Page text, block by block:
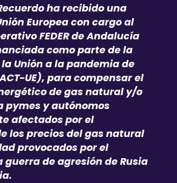
ha recibido una
Europea con cargo al
FEDER de Andalucía
como parte de la
Unión a la pandemia de
UE), para compensar el
de gas natural y/o
pymes y autónomos
afectados por el
los precios del gas natural
provocados por el
de agresión de Rusia